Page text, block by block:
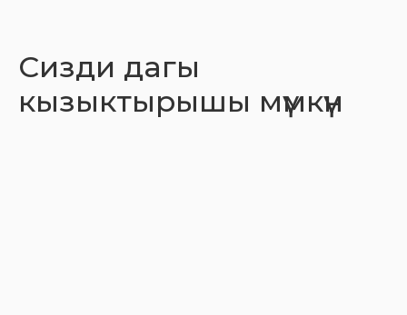
Сизди дагы
кызыктырышы мүмкүн